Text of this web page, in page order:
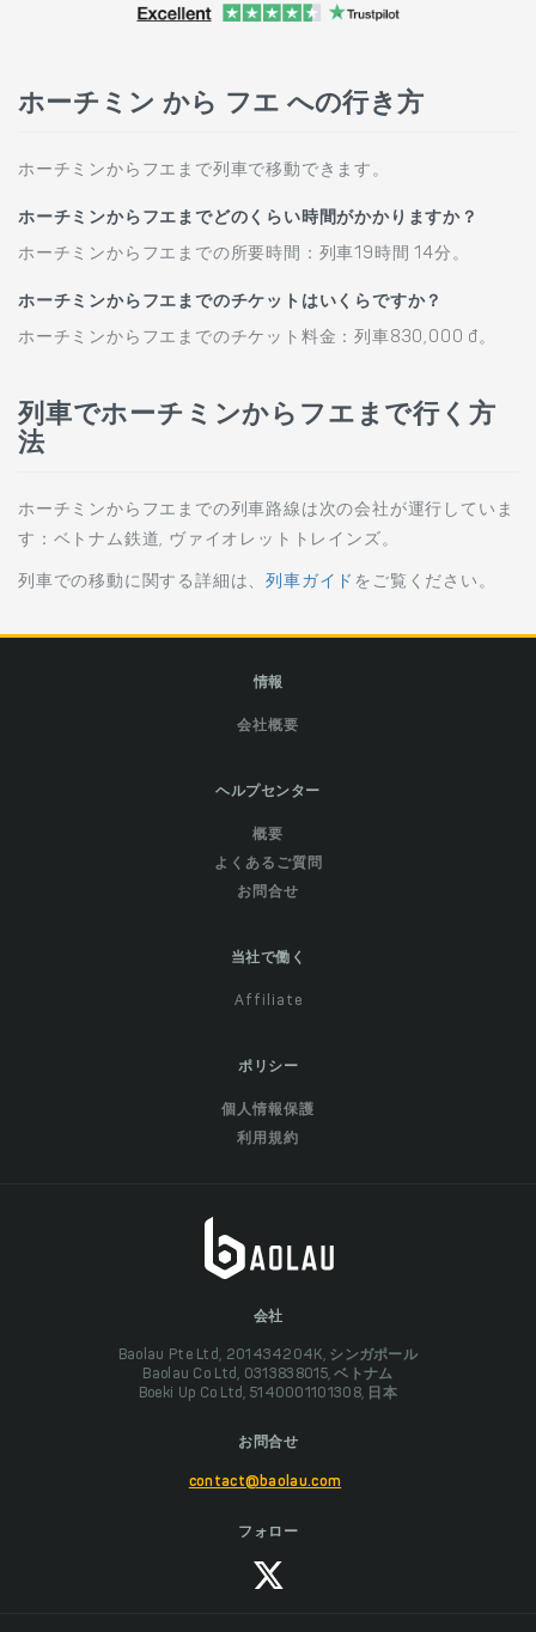
ホーチミン から フエ への行き方
ホーチミンからフエまで列車で移動できます。
ホーチミンからフエまでどのくらい時間がかかりますか？
ホーチミンからフエまでの所要時間：列車19時間 14分。
ホーチミンからフエまでのチケットはいくらですか？
ホーチミンからフエまでのチケット料金：列車830,000 đ。
列車でホーチミンからフエまで行く方
法
ホーチミンからフエまでの列車路線は次の会社が運行していま
す：ベトナム鉄道, ヴァイオレットトレインズ。
列車での移動に関する詳細は、列車ガイド をご覧ください。
情報
会社概要
ヘルプセンター
概要
よくあるご質問
お問合せ
当社で働く
Affiliate
ポリシー
個人情報保護
利用規約
会社
Baolau Pte Ltd, 201434204K, シンガポール
Baolau Co Ltd, 0313838015, ベトナム
Boeki Up Co Ltd, 5140001101308, 日本
お問合せ
contact@baolau.com
フォロー